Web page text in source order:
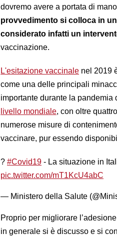
dovremo avere a portata di
provvedimento si colloca in
considerato infatti un
vaccinazione.
L'esitazione vaccinale nel 2019
come una delle principali
importante durante la
livello mondiale, con oltre
numerose misure di
vaccinare, pur essendo
? #Covid19 - La situazione in
pic.twitter.com/mT1KcU4abC
— Ministero della Salute
Proprio per migliorare
in generale si è discusso e si